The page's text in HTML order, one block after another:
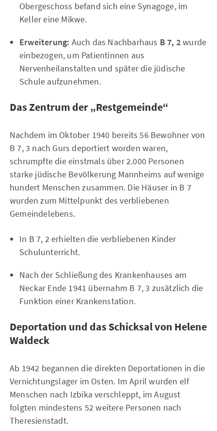
Obergeschoss befand sich eine Synagoge, im
Keller eine Mikwe.
Erweiterung: Auch das Nachbarhaus B 7, 2wurde
einbezogen, um Patientinnen aus
Nervenheilanstalten und später die jüdische
Schule aufzunehmen.
Das Zentrum der „Restgemeinde“
Nachdem im Oktober 1940 bereits 56 Bewohner von
B 7, 3 nach Gurs deportiert worden waren,
schrumpfte die einstmals über 2.000 Personen
starke jüdische Bevölkerung Mannheims auf wenige
hundert Menschen zusammen. Die Häuser in B 7
wurden zum Mittelpunkt des verbliebenen
Gemeindelebens.
In B 7, 2 erhielten die verbliebenen Kinder
Schulunterricht.
Nach der Schließung des Krankenhauses am
Neckar Ende 1941 übernahm B 7, 3 zusätzlich die
Funktion einer Krankenstation.
Deportation und das Schicksal von Helene
Waldeck
Ab 1942 begannen die direkten Deportationen in die
Vernichtungslager im Osten. Im April wurden elf
Menschen nach Izbika verschleppt, im August
folgten mindestens 52 weitere Personen nach
Theresienstadt.